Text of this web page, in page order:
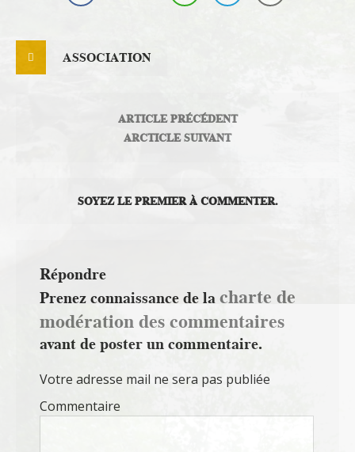
ASSOCIATION
ARTICLE PRÉCÉDENT
ARCTICLE SUIVANT
SOYEZ LE PREMIER À COMMENTER.
Répondre
Prenez connaissance de lacharte de
modération des commentaires
avant de poster un commentaire.
Votre adresse mail ne sera pas publiée
Commentaire